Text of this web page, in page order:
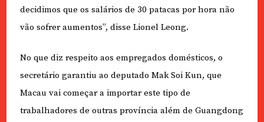
decidimos que os salários de 30 patacas por hora não
vão sofrer aumentos”, disse Lionel Leong.
No que diz respeito aos empregados domésticos, o
secretário garantiu ao deputado Mak Soi Kun, que
Macau vai começar a importar este tipo de
trabalhadores de outras província além de Guangdong